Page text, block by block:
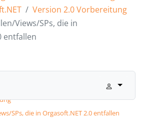
Version 2.0 Vorbereitung
Views/SPs, die in
entfallen
Orgasoft.NET
SPs, die in Orgasoft.NET 2.0 entfallen